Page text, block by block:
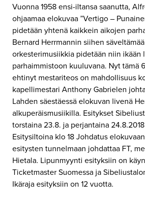
Vuonna 1958 ensi-iltansa saanutta,
ohjaamaa elokuvaa ”Vertigo –
pidetään yhtenä kaikkein aikojen
Bernard Herrmannin siihen säveltämää
orkesterimusiikkia pidetään niin ikään
parhaimmistoon kuuluvana. Nyt tämä
ehtinyt mestariteos on mahdollisuus
kapellimestari Anthony Gabrielen
Lahden säestäessä elokuvan livenä
alkuperäismusiikilla. Esitykset
torstaina 23.8. ja perjantaina
Esitysiltoina klo 18 Johdatus
esitysten tunnelmaan johdattaa FT,
Hietala. Lipunmyynti esityksiin on
Ticketmaster Suomessa ja
Ikäraja esityksiin on 12 vuotta.